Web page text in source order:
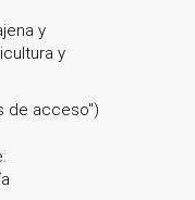
y
y
de acceso")